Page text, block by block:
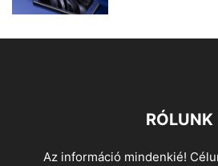
RÓLUNK
Az információ mindenkié!